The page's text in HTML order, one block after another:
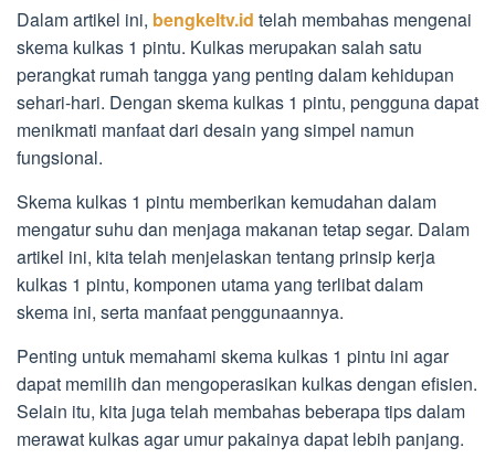
Dalam artikel ini, bengkeltv.id telah membahas mengenai
skema kulkas 1 pintu. Kulkas merupakan salah satu
perangkat rumah tangga yang penting dalam kehidupan
sehari-hari. Dengan skema kulkas 1 pintu, pengguna dapat
menikmati manfaat dari desain yang simpel namun
fungsional.
Skema kulkas 1 pintu memberikan kemudahan dalam
mengatur suhu dan menjaga makanan tetap segar. Dalam
artikel ini, kita telah menjelaskan tentang prinsip kerja
kulkas 1 pintu, komponen utama yang terlibat dalam
skema ini, serta manfaat penggunaannya.
Penting untuk memahami skema kulkas 1 pintu ini agar
dapat memilih dan mengoperasikan kulkas dengan efisien.
Selain itu, kita juga telah membahas beberapa tips dalam
merawat kulkas agar umur pakainya dapat lebih panjang.